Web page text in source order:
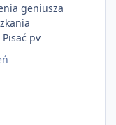
geniusza
pv